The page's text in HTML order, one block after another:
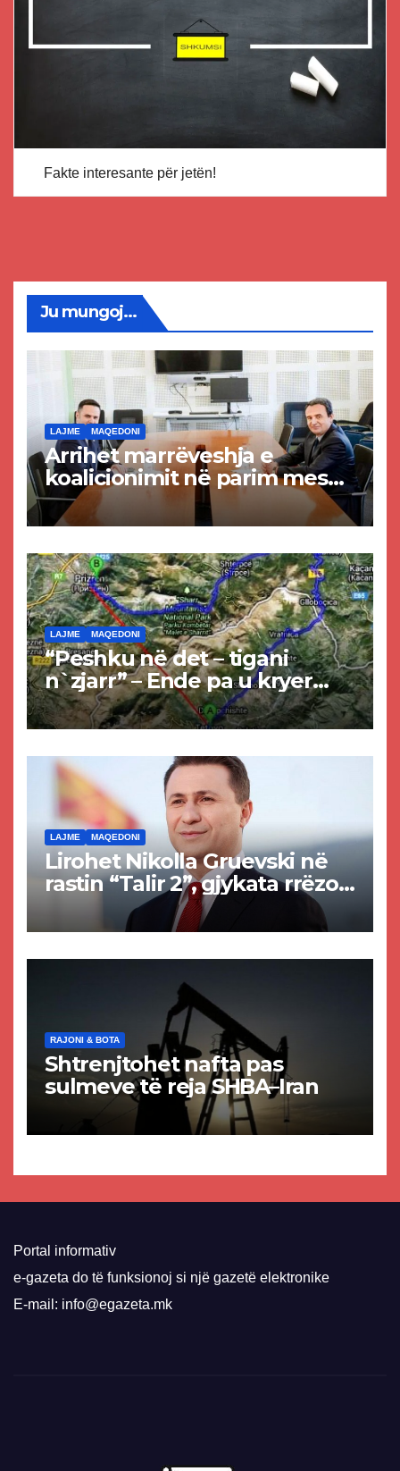
Fakte interesante për jetën!
Ju mungoj...
LAJME MAQEDONI
Arrihet marrëveshja e
koalicionimit në parim mes
Kurtit dhe Abdixhikut
LAJME MAQEDONI
“Peshku në det – tigani
n`zjarr” – Ende pa u kryer
projekti i tunelit, komuna e
Tetovës nis punimet për
LAJME MAQEDONI
Lirohet Nikolla Gruevski në
rastin “Talir 2”, gjykata rrëzon
akuzat për ndërtimin e
paligjshëm të selisë së
RAJONI & BOTA
Shtrenjtohet nafta pas
sulmeve të reja SHBA–Iran
Portal informativ
e-gazeta do të funksionoj si një gazetë elektronike
E-mail: info@egazeta.mk